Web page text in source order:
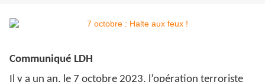
Communiqué LDH
Il y a un an, le 7 octobre 2023, l’opération terroriste